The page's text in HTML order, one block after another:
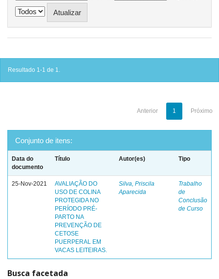
Resultado 1-1 de 1.
Anterior 1 Próximo
Conjunto de itens:
Data do
documento
Título Autor(es) Tipo
25-Nov-2021
AVALIAÇÃO DO
USO DE COLINA
PROTEGIDA NO
PERÍODO PRÉ-
PARTO NA
PREVENÇÃO DE
CETOSE
PUERPERAL EM
VACAS LEITEIRAS.
Silva, Priscila
Aparecida
Trabalho
de
Conclusão
de Curso
Busca facetada